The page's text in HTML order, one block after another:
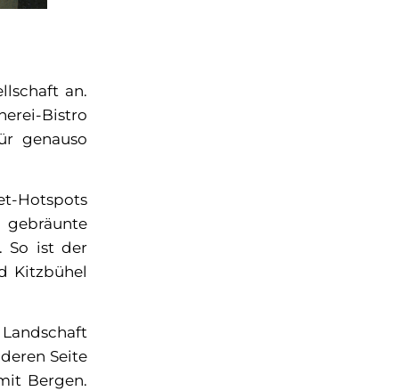
an.
Bistro
genauso
Hotspots
gebräunte
So ist der
Kitzbühel
Seite
Bergen.